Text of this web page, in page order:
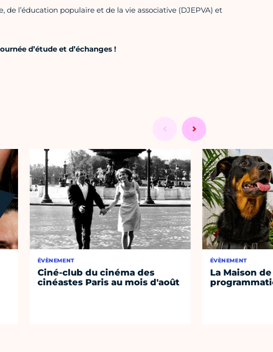
de l’éducation populaire et de la vie associative (DJEPVA) et
d’étude et d’échanges !
ÉVÈNEMENT
Ciné-club du cinéma des
cinéastes Paris au mois d'août
ÉVÈNEMENT
La Maison